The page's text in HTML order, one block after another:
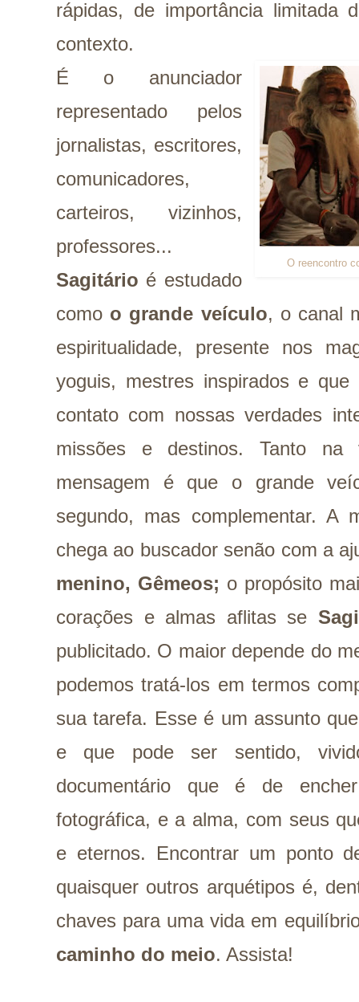
rápidas, de importância limitada
contexto.
O reencontro
É o anunciador
representado pelos
jornalistas, escritores,
comunicadores,
carteiros, vizinhos,
professores...
Sagitário é estudado
como o grande veículo, o canal
espiritualidade, presente nos
yoguis, mestres inspirados e
contato com nossas verdades
missões e destinos. Tanto
mensagem é que o grande
segundo, mas complementar. A
chega ao buscador senão com a
menino, Gêmeos; o propósito
corações e almas aflitas se
publicitado. O maior depende do
podemos tratá-los em termos
sua tarefa. Esse é um assunto
e que pode ser sentido,
documentário que é de
fotográfica, e a alma, com seus
e eternos. Encontrar um ponto
quaisquer outros arquétipos é,
chaves para uma vida em
caminho do meio. Assista!